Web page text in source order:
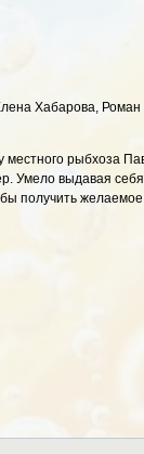
Хабарова,
рыбхоза
Умело выдавая
получить